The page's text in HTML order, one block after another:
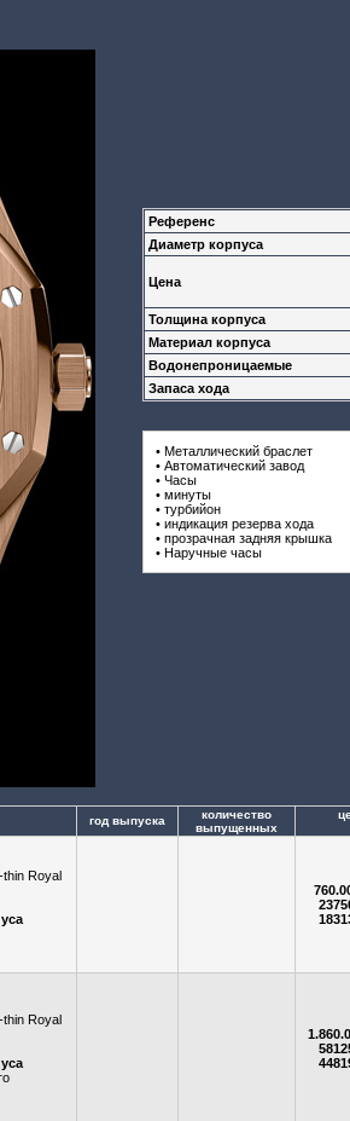
Референс
Диаметр корпуса
Цена
Толщина корпуса
Материал корпуса
Водонепроницаемые
Запаса хода
• Металлический браслет
• Автоматический завод
• Часы
• минуты
• турбийон
• индикация резерва хода
• прозрачная задняя крышка
• Наручные часы
год выпуска
количество
выпущенных
Royal
Royal